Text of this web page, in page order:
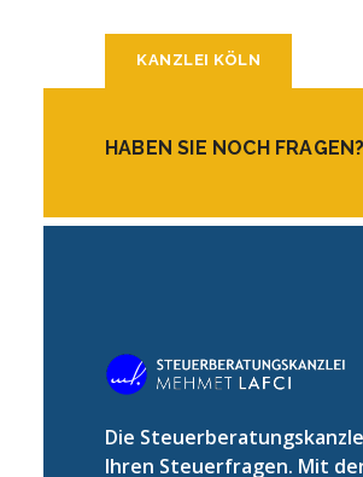
KANZLEI KÖLN
HABEN SIE NOCH FRAGEN?
Die
Ihren Steuerfragen. Mit